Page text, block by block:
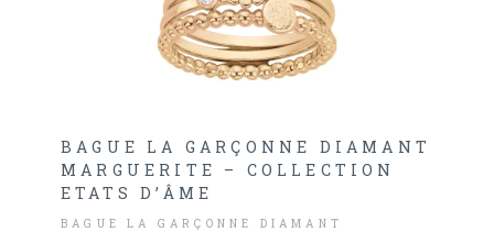
BAGUE LA GARÇONNE DIAMANT
MARGUERITE – COLLECTION
ETATS D’ÂME
BAGUE LA GARÇONNE DIAMANT